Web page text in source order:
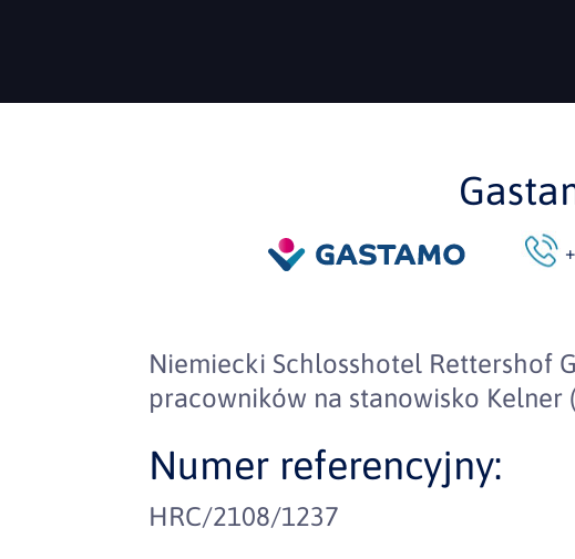
Niemiecki Schlosshotel Rettershof
pracowników na stanowisko Kelner
Numer referencyjny:
HRC/2108/1237